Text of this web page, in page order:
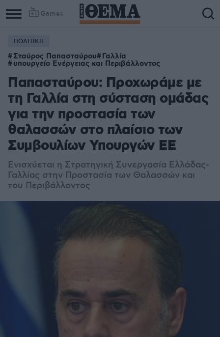
Games
ΠΟΛΙΤΙΚΗ
Σταύρος Παπασταύρου Γαλλία
υπουργείο Ενέργειας και Περιβάλλοντος
Παπασταύρου: Προχωράμε με
τη Γαλλία στη σύσταση ομάδας
για την προστασία των
θαλασσών στο πλαίσιο των
Συμβουλίων Υπουργών ΕΕ
Ενισχύεται η Στρατηγική Συνεργασία Ελλάδας-
Γαλλίας στην Προστασία των Θαλασσών και
του Περιβάλλοντος